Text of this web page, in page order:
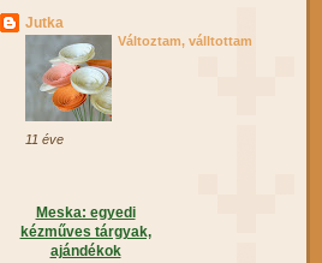
Jutka
Változtam, válltottam
11 éve
Meska: egyedi
kézműves tárgyak,
ajándékok